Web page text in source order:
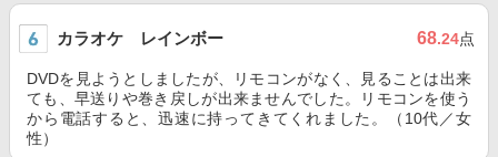
カラオケ レインボー 68.24点
DVDを見ようとしましたが、リモコンがなく、見ることは出来
ても、早送りや巻き戻しが出来ませんでした。リモコンを使う
から電話すると、迅速に持ってきてくれました。（10代／女
性）